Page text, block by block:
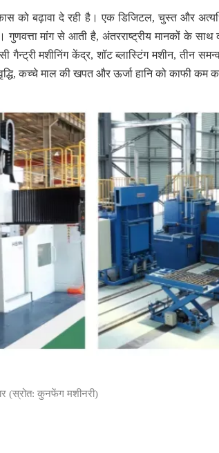
को बढ़ावा दे रही है। एक डिजिटल, चुस्त और
मांग से आती है, अंतरराष्ट्रीय मानकों के साथ
गैन्ट्री मशीनिंग केंद्र, शॉट ब्लास्टिंग मशीन, तीन
कच्चे माल की खपत और ऊर्जा हानि को काफी कम
(स्रोत: कुनफेंग मशीनरी)